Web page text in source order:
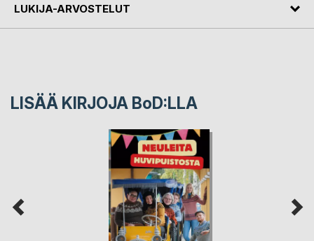
LUKIJA-ARVOSTELUT
LISÄÄ KIRJOJA BoD:LLA